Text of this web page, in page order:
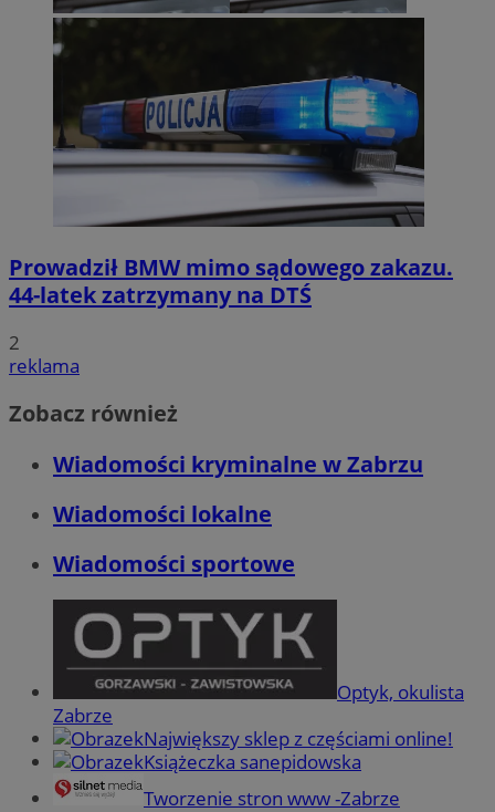
Prowadził BMW mimo sądowego zakazu.
44-latek zatrzymany na DTŚ
2
reklama
Zobacz również
Wiadomości kryminalne w Zabrzu
Wiadomości lokalne
Wiadomości sportowe
Optyk, okulista
Zabrze
Największy sklep z częściami online!
Książeczka sanepidowska
Tworzenie stron www -Zabrze